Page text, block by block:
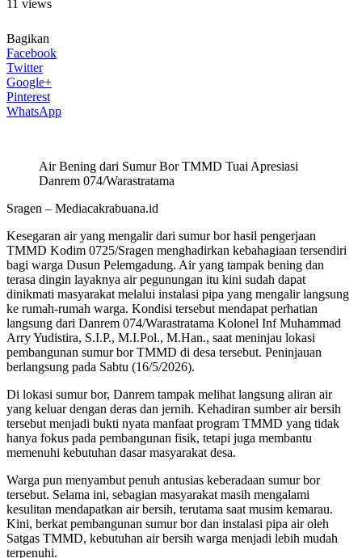
11 views
Bagikan
Facebook
Twitter
Google+
Pinterest
WhatsApp
Air Bening dari Sumur Bor TMMD Tuai Apresiasi
Danrem 074/Warastratama
Sragen – Mediacakrabuana.id
Kesegaran air yang mengalir dari sumur bor hasil pengerjaan
TMMD Kodim 0725/Sragen menghadirkan kebahagiaan tersendiri
bagi warga Dusun Pelemgadung. Air yang tampak bening dan
terasa dingin layaknya air pegunungan itu kini sudah dapat
dinikmati masyarakat melalui instalasi pipa yang mengalir langsung
ke rumah-rumah warga. Kondisi tersebut mendapat perhatian
langsung dari Danrem 074/Warastratama Kolonel Inf Muhammad
Arry Yudistira, S.I.P., M.I.Pol., M.Han., saat meninjau lokasi
pembangunan sumur bor TMMD di desa tersebut. Peninjauan
berlangsung pada Sabtu (16/5/2026).
Di lokasi sumur bor, Danrem tampak melihat langsung aliran air
yang keluar dengan deras dan jernih. Kehadiran sumber air bersih
tersebut menjadi bukti nyata manfaat program TMMD yang tidak
hanya fokus pada pembangunan fisik, tetapi juga membantu
memenuhi kebutuhan dasar masyarakat desa.
Warga pun menyambut penuh antusias keberadaan sumur bor
tersebut. Selama ini, sebagian masyarakat masih mengalami
kesulitan mendapatkan air bersih, terutama saat musim kemarau.
Kini, berkat pembangunan sumur bor dan instalasi pipa air oleh
Satgas TMMD, kebutuhan air bersih warga menjadi lebih mudah
terpenuhi.